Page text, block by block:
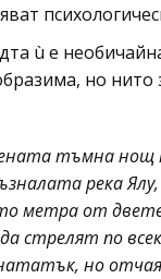
ù е
но нито
тъмна нощ
река
метра от
стрелят по
но